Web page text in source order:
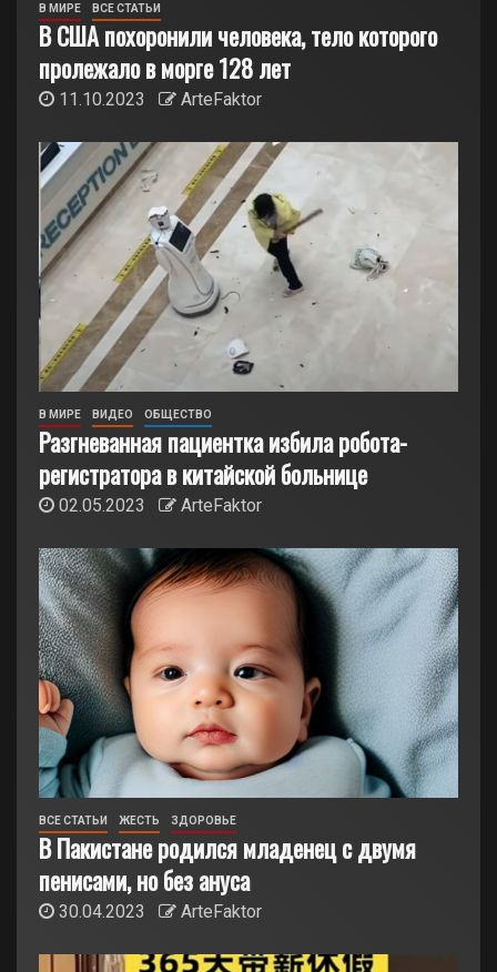
В МИРЕ ВСЕ СТАТЬИ
В США похоронили человека, тело которого
пролежало в морге 128 лет
11.10.2023 ArteFaktor
В МИРЕ ВИДЕО ОБЩЕСТВО
Разгневанная пациентка избила робота-
регистратора в китайской больнице
02.05.2023 ArteFaktor
ВСЕ СТАТЬИ ЖЕСТЬ ЗДОРОВЬЕ
В Пакистане родился младенец с двумя
пенисами, но без ануса
30.04.2023 ArteFaktor